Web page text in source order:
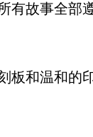
故事全部
和温和的